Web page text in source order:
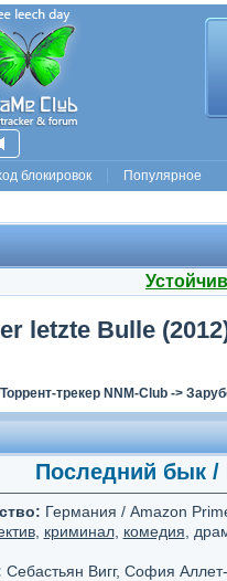
блокировок Популярное
letzte Bulle
Торрент-трекер NNM-Club->
Последний бык /
Германия / Amazon
, криминал, комедия ,
Себастьян Вигг, София